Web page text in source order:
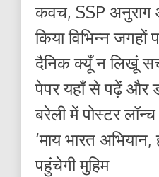
कवच, SSP अनुराग
किया विभिन्न जगहों
दैनिक क्यूँ न लिखूं
पेपर यहाँ से पढ़ें और
बरेली में पोस्टर
‘माय भारत
पहुंचेगी मुहिम